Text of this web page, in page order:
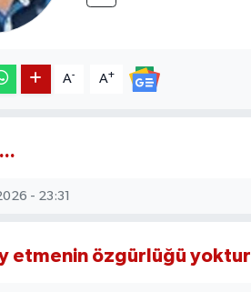
A- A+
- 23:31
etmenin özgürlüğü yoktur